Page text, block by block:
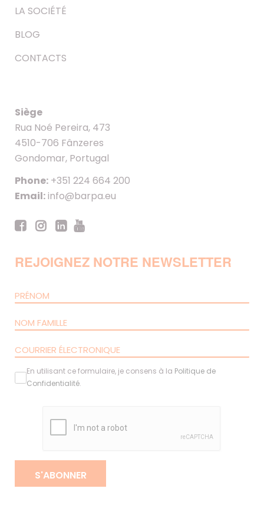
LA SOCIÉTÉ
BLOG
CONTACTS
Siège
Rua Noé Pereira, 473
4510-706 Fânzeres
Gondomar, Portugal
Phone: +351 224 664 200
Email:info@barpa.eu
REJOIGNEZ NOTRE NEWSLETTER
En utilisant ce formulaire, je consens à la Politique de
Confidentialité.
S'ABONNER